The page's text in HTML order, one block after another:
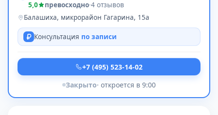
5,0 превосходно·4 отзывов
Балашиха, микрорайон Гагарина, 15а
Консультация по записи
+7 (495) 523-14-02
Закрыто· откроется в 9:00